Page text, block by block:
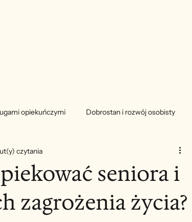
opiekuńczymi Dobrostan i rozwój osobisty
seniora i
zagrożenia życia?
czytania